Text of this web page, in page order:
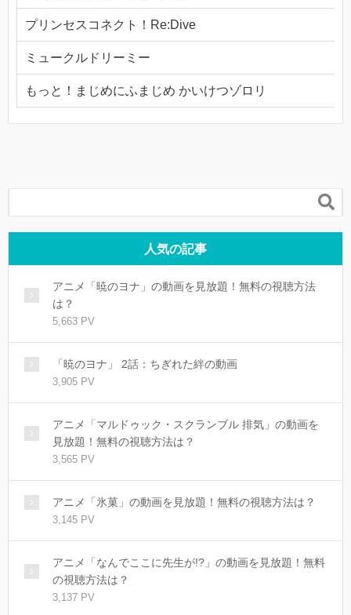
プリンセスコネクト！Re:Dive
ミュークルドリーミー
もっと！まじめにふまじめ かいけつゾロリ

人気の記事
アニメ「暁のヨナ」の動画を見放題！無料の視聴方法
は？
5,663 PV
「暁のヨナ」 2話：ちぎれた絆の動画
3,905 PV
アニメ「マルドゥック・スクランブル 排気」の動画を
見放題！無料の視聴方法は？
3,565 PV
アニメ「氷菓」の動画を見放題！無料の視聴方法は？
3,145 PV
アニメ「なんでここに先生が!?」の動画を見放題！無料
の視聴方法は？
3,137 PV